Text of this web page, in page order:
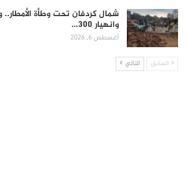
شمال كردفان تحت وطأة
وانهيار 300…
أغسطس 6, 2026
السابق التالي